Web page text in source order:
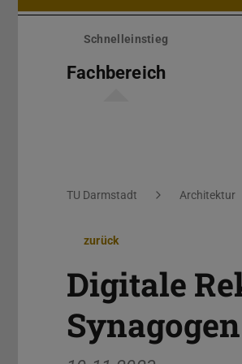
Menü
überspringenSchnelleinstieg
Fachbereich
Sie befinden sich hier:
TU Darmstadt Architektur
zurück
Digitale
Synagogen